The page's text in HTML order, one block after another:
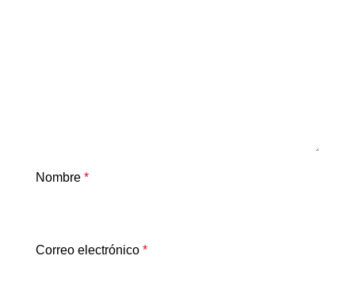
Nombre *
Correo electrónico *